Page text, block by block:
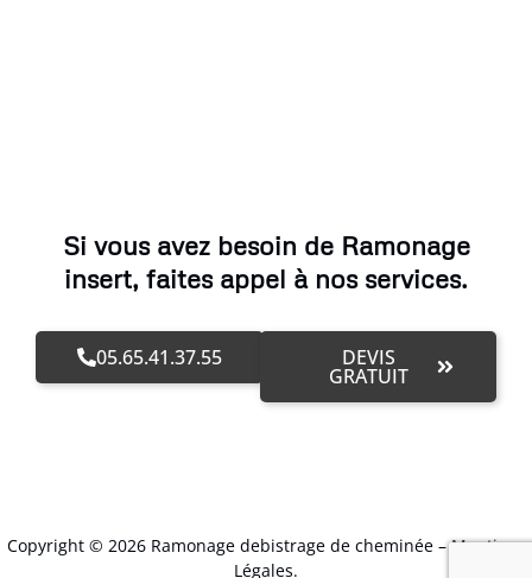
Si vous avez besoin de Ramonage
insert, faites appel à nos services.
05.65.41.37.55 DEVIS
GRATUIT
Copyright © 2026 Ramonage debistrage de cheminée –Mentions
Légales.